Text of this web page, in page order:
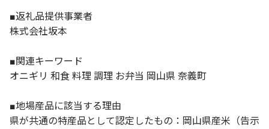
■返礼品提供事業者
株式会社坂本
■関連キーワード
オニギリ 和食 料理 調理 お弁当 岡山県 奈義町
■地場産品に該当する理由
県が共通の特産品として認定したもの：岡山県産米（告示